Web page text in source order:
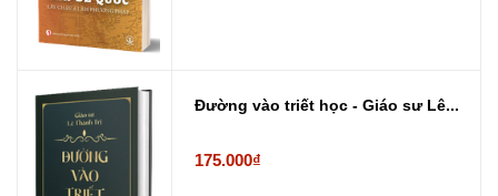
Đường vào triết học - Giáo sư Lê...
175.000₫